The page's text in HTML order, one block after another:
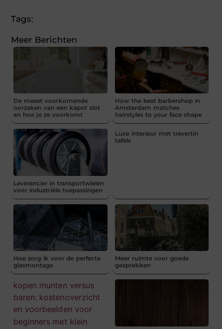
Tags:
Meer Berichten
De meest voorkomende
oorzaken van een kapot slot
en hoe je ze voorkomt
How the best barbershop in
Amsterdam matches
hairstyles to your face shape
Leverancier in transportwielen
voor industriële toepassingen
Luxe interieur met travertin
tafels
Hoe zorg ik voor de perfecte
glasmontage
Meer ruimte voor goede
gesprekken